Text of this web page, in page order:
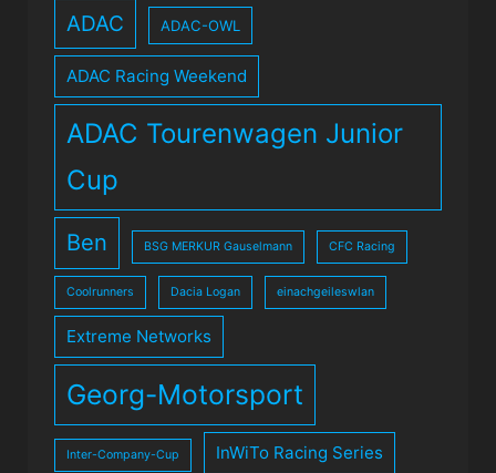
ADAC ADAC-OWL
ADAC Racing Weekend
ADAC Tourenwagen Junior
Cup
Ben BSG MERKUR Gauselmann CFC Racing
Coolrunners Dacia Logan einachgeileswlan
Extreme Networks
Georg-Motorsport
Inter-Company-Cup InWiTo Racing Series